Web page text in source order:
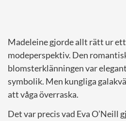
Madeleine gjorde allt rätt ur
modeperspektiv. Den
blomsterklänningen var
symbolik. Men kungliga
att våga överraska.
Det var precis vad Eva O’Neill